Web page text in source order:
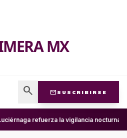
MX
search mail SUSCRIBIRSE
refuerza la vigilancia nocturna